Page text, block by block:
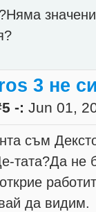
3 не
-: Jun 01,
съм
тата?Да не
да видим.